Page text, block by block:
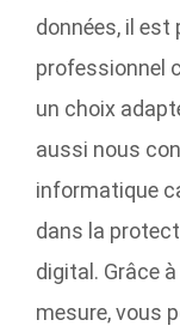
données, il est
professionnel
un choix
aussi nous
informatique
dans la
digital. Grâce
mesure, vous